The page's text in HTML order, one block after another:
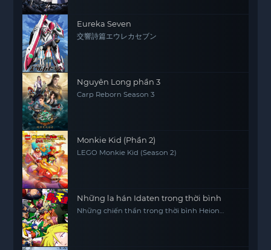
Eureka Seven
交響詩篇エウレカセブン
Nguyên Long phần 3
Carp Reborn Season 3
Monkie Kid (Phần 2)
LEGO Monkie Kid (Season 2)
Những la hán Idaten trong thời bình
Những chiến thần trong thời bình Heion